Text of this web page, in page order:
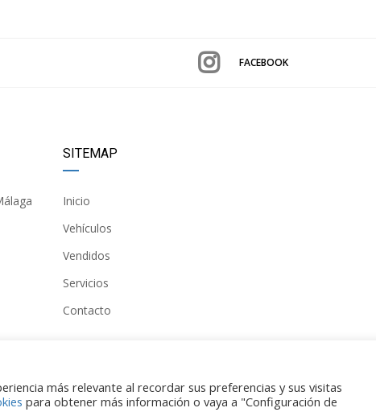
FACEBOOK
SITEMAP
Inicio
Vehículos
Vendidos
Servicios
Contacto
más relevante al recordar sus preferencias y sus visitas
para obtener más información o vaya a "Configuración de